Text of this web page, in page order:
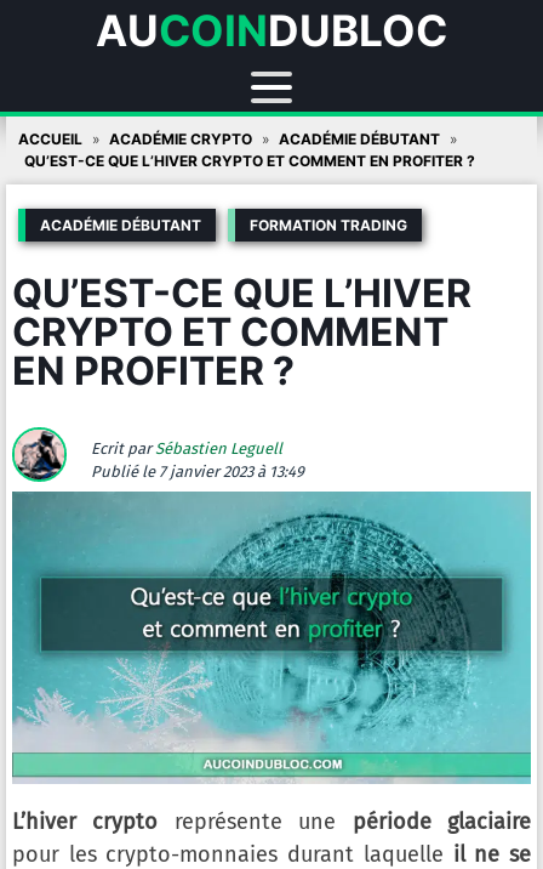
AUCOINDUBLOC
Skip
content
ACCUEIL ACADÉMIE CRYPTO
ACADÉMIE DÉBUTANT
QU’EST-CE QUE L’HIVER CRYPTO ET COMMENT EN PROFITER ?
ACADÉMIE DÉBUTANT FORMATION TRADING
QU’EST-CE QUE L’HIVER
CRYPTO ET COMMENT
EN PROFITER ?
Ecrit parSébastien Leguell
Publié le 7 janvier 2023 à 13:49
L’hiver crypto représente une période glaciaire
pour les crypto-monnaies durant laquelle il ne se